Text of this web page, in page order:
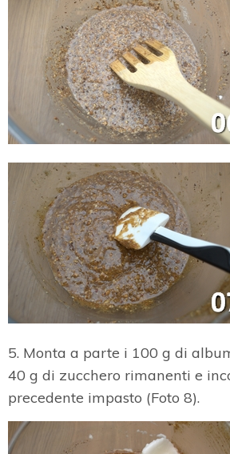
5. Monta a parte i 100 g di
40 g di zucchero rimanenti e
precedente impasto (Foto 8).